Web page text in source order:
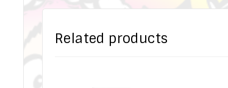
Related products